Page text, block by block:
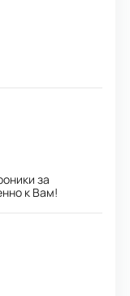
за
к Вам!